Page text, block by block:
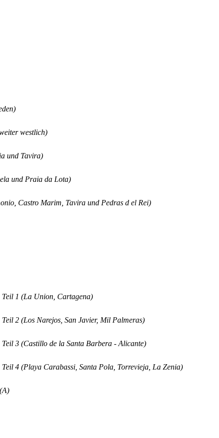
westlich)
und Tavira)
und Praia da Lota)
Castro Marim, Tavira und Pedras d el Rei)
1 (La Union, Cartagena)
2 (Los Narejos, San Javier, Mil Palmeras)
3 (Castillo de la Santa Barbera - Alicante)
4 (Playa Carabassi, Santa Pola, Torrevieja, La Zenia)